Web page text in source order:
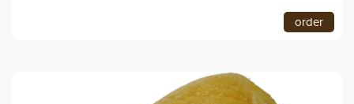
order